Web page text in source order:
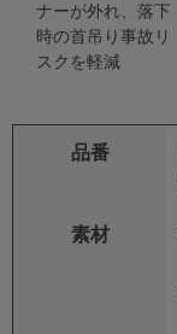
ナーが外れ、落下
時の首吊り事故リ
スクを軽減
品番
素材